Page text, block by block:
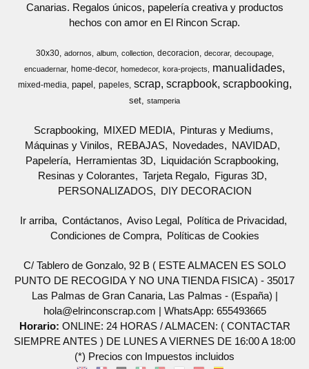
Canarias. Regalos únicos, papelería creativa y productos
hechos con amor en El Rincon Scrap.
30x30 adornos album collection decoracion decorar
decoupage
encuadernar
home-decor homedecor kora-projects manualidades
mixed-media papel papeles scrap scrapbook scrapbooking
set stamperia
Scrapbooking MIXED MEDIA
Pinturas y Mediums
Máquinas y Vinilos
REBAJAS Novedades
NAVIDAD
Papelería
Herramientas 3D
Liquidación Scrapbooking
Resinas y Colorantes
Tarjeta Regalo
Figuras 3D
PERSONALIZADOS
DIY DECORACION
Ir arriba Contáctanos Aviso Legal
Política de Privacidad
Condiciones de Compra
Políticas de Cookies
C/ Tablero de Gonzalo, 92 B ( ESTE ALMACEN ES SOLO
PUNTO DE RECOGIDA Y NO UNA TIENDA FISICA) - 35017
Las Palmas de Gran Canaria, Las Palmas - (España) |
hola@elrinconscrap.com | WhatsApp: 655493665
Horario: ONLINE: 24 HORAS / ALMACEN: ( CONTACTAR
SIEMPRE ANTES ) DE LUNES A VIERNES DE 16:00 A 18:00
(*) Precios con Impuestos incluidos